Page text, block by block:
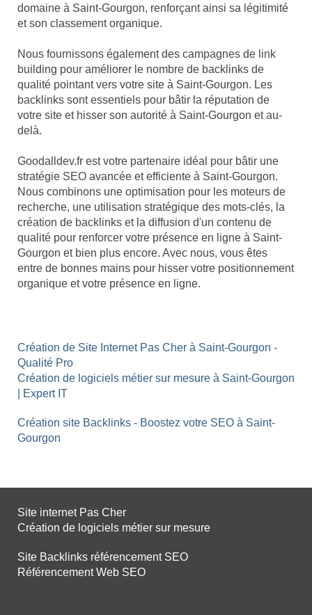
domaine à Saint-Gourgon, renforçant ainsi sa légitimité
et son classement organique.
Nous fournissons également des campagnes de link
building pour améliorer le nombre de backlinks de
qualité pointant vers votre site à Saint-Gourgon. Les
backlinks sont essentiels pour bâtir la réputation de
votre site et hisser son autorité à Saint-Gourgon et au-
delà.
Goodalldev.fr est votre partenaire idéal pour bâtir une
stratégie SEO avancée et efficiente à Saint-Gourgon.
Nous combinons une optimisation pour les moteurs de
recherche, une utilisation stratégique des mots-clés, la
création de backlinks et la diffusion d'un contenu de
qualité pour renforcer votre présence en ligne à Saint-
Gourgon et bien plus encore. Avec nous, vous êtes
entre de bonnes mains pour hisser votre positionnement
organique et votre présence en ligne.
Création de Site Internet Pas Cher à Saint-Gourgon -
Qualité Pro
Création de logiciels métier sur mesure à Saint-Gourgon
| Expert IT
Création site Backlinks - Boostez votre SEO à Saint-
Gourgon
Site internet Pas Cher
Création de logiciels métier sur mesure
Site Backlinks référencement SEO
Référencement Web SEO